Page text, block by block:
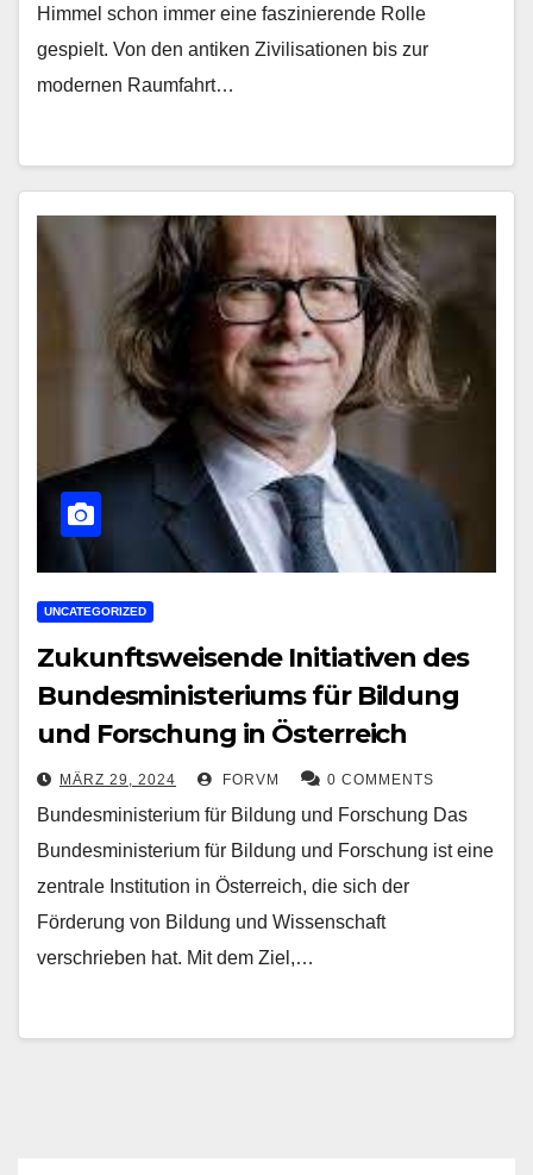
Himmel schon immer eine faszinierende Rolle
gespielt. Von den antiken Zivilisationen bis zur
modernen Raumfahrt…
UNCATEGORIZED
Zukunftsweisende Initiativen des
Bundesministeriums für Bildung
und Forschung in Österreich
MÄRZ 29, 2024 FORVM 0 COMMENTS
Bundesministerium für Bildung und Forschung Das
Bundesministerium für Bildung und Forschung ist eine
zentrale Institution in Österreich, die sich der
Förderung von Bildung und Wissenschaft
verschrieben hat. Mit dem Ziel,…